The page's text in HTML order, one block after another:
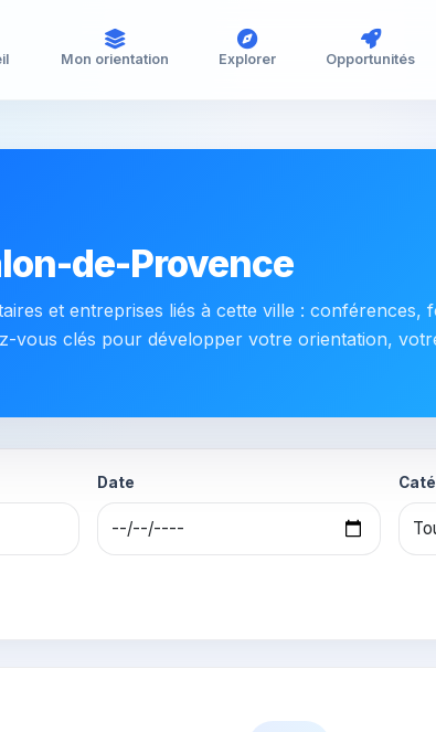
Mon orientation Explorer Opportunités
de-Provence
et entreprises liés à cette ville : conférences,
vous clés pour développer votre orientation,
Date